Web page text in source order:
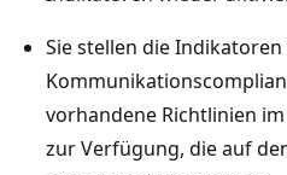
Sie stellen die
vorhandene Richtlinien
zur Verfügung, die auf